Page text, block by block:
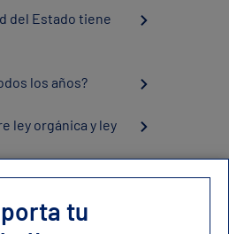
del Estado tiene
los años?
ley orgánica y ley
tu